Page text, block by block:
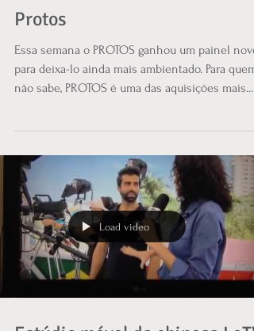
Museu Histórico Nacional -
Protos
Essa semana o PROTOS ganhou um painel novo
Load video